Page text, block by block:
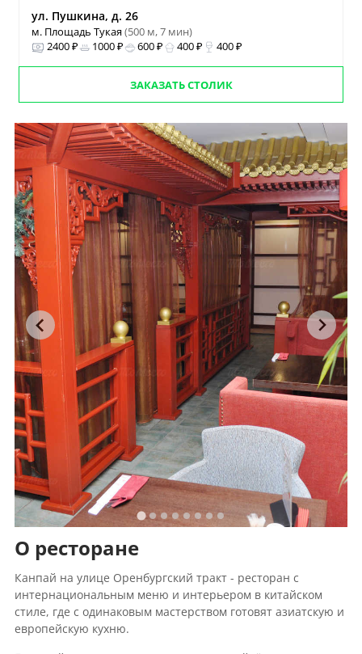
ул. Пушкина, д. 26
м. Площадь Тукая(500 м, 7 мин)
2400 ₽
1000 ₽ 600 ₽ 400 ₽ 400 ₽
ЗАКАЗАТЬ СТОЛИК
О ресторане
Канпай на улице Оренбургский тракт - ресторан с
интернациональным меню и интерьером в китайском
стиле, где с одинаковым мастерством готовят азиатскую и
европейскую кухню.